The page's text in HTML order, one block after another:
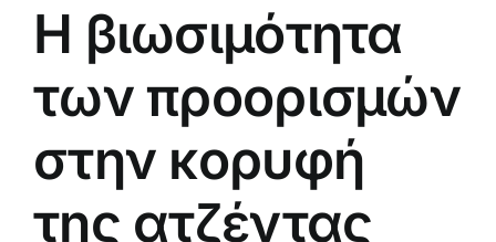
The Exhibition
Newsroom
Past Events
Contact
Η βιωσιμότητα
των προορισμών
στην κορυφή
της ατζέντας